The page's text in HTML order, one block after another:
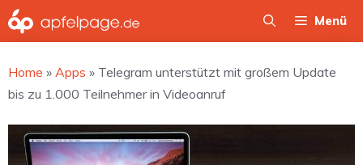
Zum
Inhalt
Menü
Home » Apps » Telegram unterstützt mit großem Update
bis zu 1.000 Teilnehmer in Videoanruf